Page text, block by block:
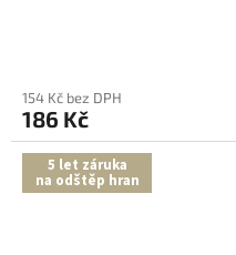
154 Kč bez DPH
186 Kč
5 let záruka
na odštěp hran